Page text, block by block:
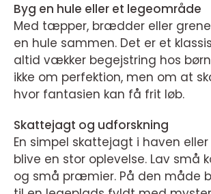
Byg en hule eller et legeområde
Med tæpper, brædder eller
en hule sammen. Det er et
altid vækker begejstring hos
ikke om perfektion, men om at
hvor fantasien kan få frit løb.
Skattejagt og udforskning
En simpel skattejagt i haven eller
blive en stor oplevelse. Lav små
og små præmier. På den måde